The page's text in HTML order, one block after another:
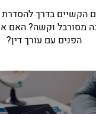
הקשיים בדרך להסדרת
מסורבל וקשה? האם
הפנים עם עורך דין?